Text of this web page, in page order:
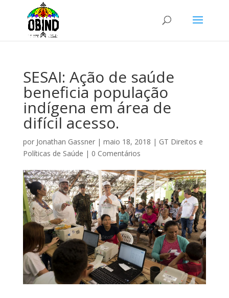
SESAI: Ação de saúde
beneficia população
indígena em área de
difícil acesso.
por Jonathan Gassner| maio 18, 2018 | GT Direitos e
Políticas de Saúde | 0 Comentários